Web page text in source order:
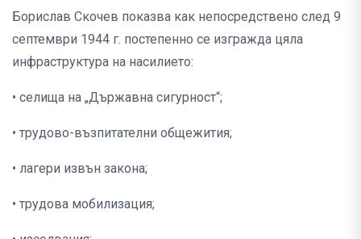
Борислав Скочев показва как непосредствено след 9
септември 1944 г. постепенно се изгражда цяла
инфраструктура на насилието:
• селища на „Държавна сигурност“;
• трудово-възпитателни общежития;
• лагери извън закона;
• трудова мобилизация;